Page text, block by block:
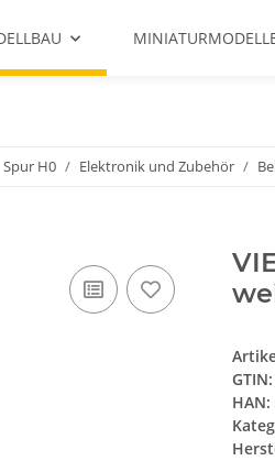
Spur H0 Elektronik und Zubehör
GTIN:
HAN: